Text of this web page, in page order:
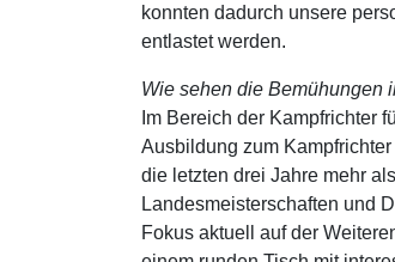
konnten dadurch unsere
entlastet werden.
Wie sehen die
Im Bereich der Kampfrichter
Ausbildung zum
die letzten drei Jahre mehr
Landesmeisterschaften und
Fokus aktuell auf der